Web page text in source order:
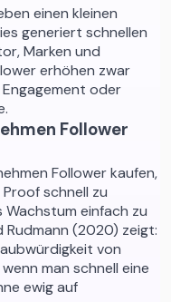
einen kleinen
generiert schnellen
Marken und
erhöhen zwar
oder
Follower
Follower kaufen,
schnell zu
einfach zu
Rudmann (2020) zeigt:
von
man schnell eine
ewig auf